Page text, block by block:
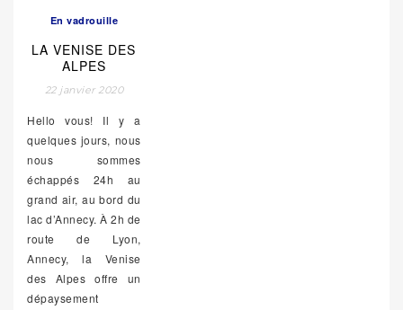
En vadrouille
LA VENISE DES
ALPES
22 janvier 2020
Hello vous! Il y a
quelques jours, nous
nous sommes
échappés 24h au
grand air, au bord du
lac d’Annecy. À 2h de
route de Lyon,
Annecy, la Venise
des Alpes offre un
dépaysement